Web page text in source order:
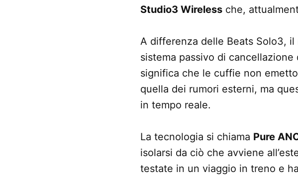
Studio3 Wireless che,
A differenza delle Beats Solo3,
sistema passivo di cancellazione
significa che le cuffie non
quella dei rumori esterni, ma
in tempo reale.
La tecnologia si chiama Pure
isolarsi da ciò che avviene
testate in un viaggio in treno e